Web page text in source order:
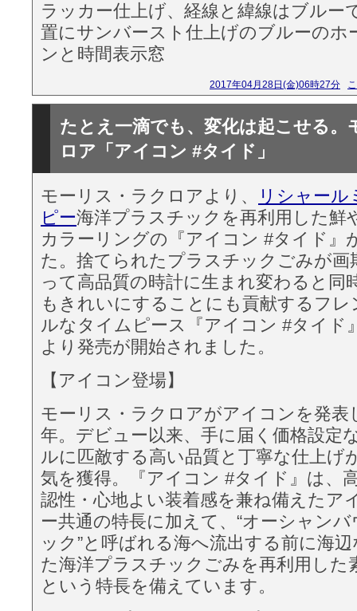
ラッカー仕上げ、経線と緯線はブルー
置にサンバースト仕上げのブルーのホ
ンと時間表示窓
2017年04月28日(金)06時27分
たとえ一滴でも、変化は起こせる。
ロア「アイコン #タイド」
モーリス・ラクロアより、
リシャール
ピー海洋プラスチックを再利用した鮮
カラーリングの『アイコン #タイド』
た。捨てられたプラスチックごみが画
って高品質の時計に生まれ変わると同
もきれいにすることにも貢献するフ
ルなタイムピース『アイコン #タイド
より発売が開始されました。
【アイコン登場】
モーリス・ラクロアがアイコンを発表
年。デビュー以来、手に届く価格設定
ルに匹敵する高い品質と丁寧な仕上げ
気を獲得。『アイコン #タイド』は、
認性・心地よい装着感を兼ね備えたア
ー共通の特長に加えて、“オーシャン
ック”と呼ばれる海へ流出する前に海
た海洋プラスチックごみを再利用した
という特長を備えています。